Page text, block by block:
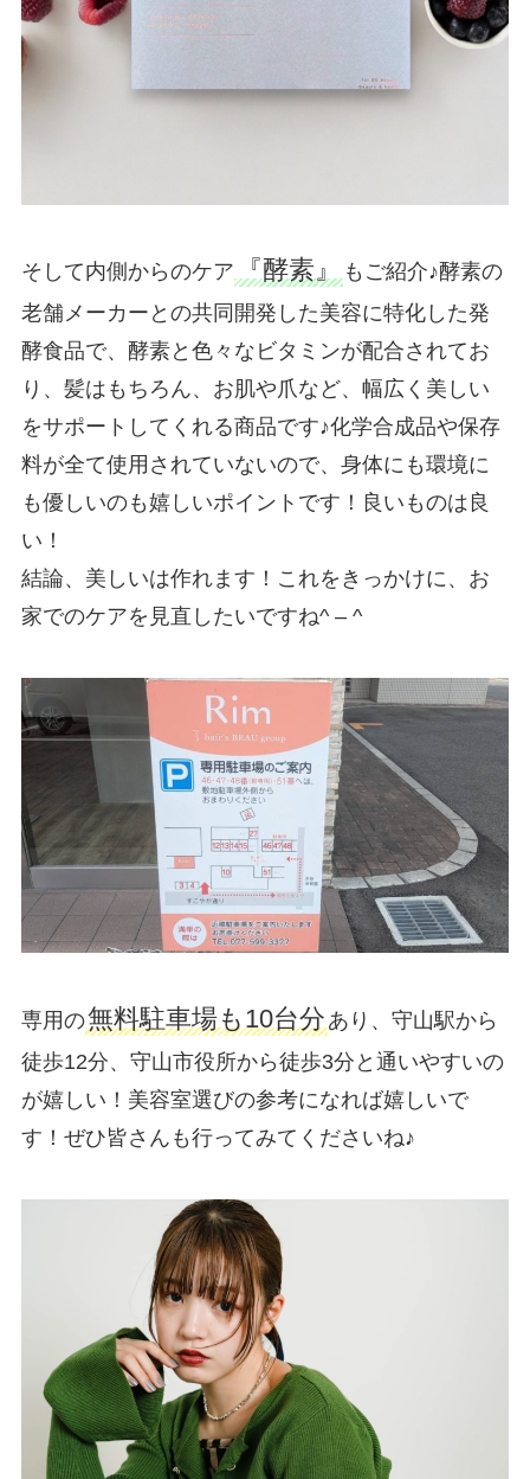
そして内側からのケア 『酵素』
もご紹介♪酵素の
老舗メーカーとの共同開発した美容に特化した発
酵食品で、酵素と色々なビタミンが配合されてお
り、髪はもちろん、お肌や爪など、幅広く美しい
をサポートしてくれる商品です♪化学合成品や保存
料が全て使用されていないので、身体にも環境に
も優しいのも嬉しいポイントです！良いものは良
い！
結論、美しいは作れます！これをきっかけに、お
家でのケアを見直したいですね^ – ^
専用の無料駐車場も10台分 あり、守山駅から
徒歩12分、守山市役所から徒歩3分と通いやすいの
が嬉しい！美容室選びの参考になれば嬉しいで
す！ぜひ皆さんも行ってみてくださいね♪